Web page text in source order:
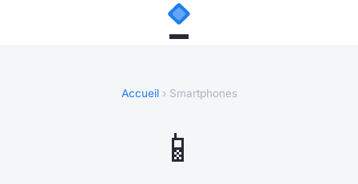
Accueil› Smartphones
📱